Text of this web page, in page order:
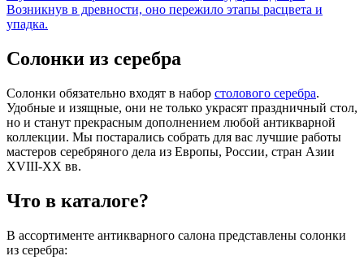
Возникнув в древности, оно пережило этапы расцвета и
упадка.
Солонки из серебра
Солонки обязательно входят в набор столового серебра.
Удобные и изящные, они не только украсят праздничный стол,
но и станут прекрасным дополнением любой антикварной
коллекции. Мы постарались собрать для вас лучшие работы
мастеров серебряного дела из Европы, России, стран Азии
XVIII-XX вв.
Что в каталоге?
В ассортименте антикварного салона представлены солонки
из серебра: